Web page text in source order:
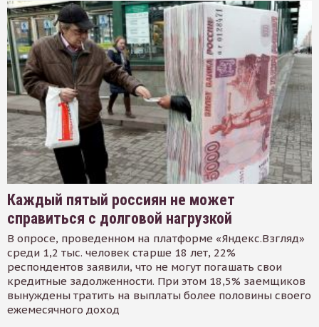
Каждый пятый россиян не может
справиться с долговой нагрузкой
В опросе, проведенном на платформе «Яндекс.Взгляд»
среди 1,2 тыс. человек старше 18 лет, 22%
респондентов заявили, что не могут погашать свои
кредитные задолженности. При этом 18,5% заемщиков
вынуждены тратить на выплаты более половины своего
ежемесячного доход